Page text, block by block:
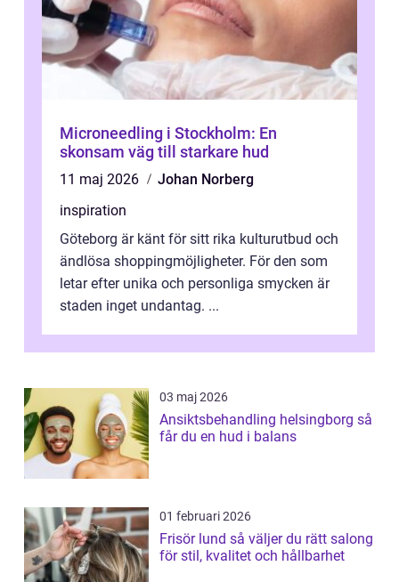
Microneedling i Stockholm: En
skonsam väg till starkare hud
11 maj 2026
Johan Norberg
inspiration
Göteborg är känt för sitt rika kulturutbud och
ändlösa shoppingmöjligheter. För den som
letar efter unika och personliga smycken är
staden inget undantag. ...
03 maj 2026
Ansiktsbehandling helsingborg så
får du en hud i balans
01 februari 2026
Frisör lund så väljer du rätt salong
för stil, kvalitet och hållbarhet